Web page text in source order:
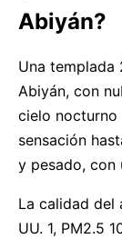
Abiyán?
Una templada
Abiyán, con
cielo nocturno
sensación
y pesado, con
La calidad del
UU. 1, PM2.5